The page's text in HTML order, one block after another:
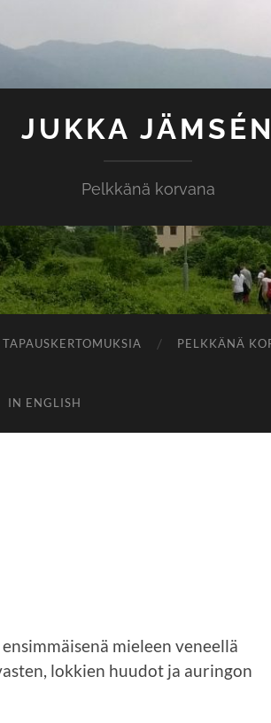
JUKKA JÄMSÉN
Pelkkänä korvana
TAPAUSKERTOMUKSIA PELKKÄNÄ
IN ENGLISH
mieleen veneellä
lokkien huudot ja auringon